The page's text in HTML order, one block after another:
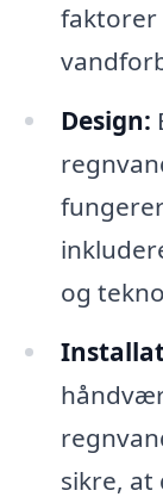
faktorer
Design:
og
sikre,